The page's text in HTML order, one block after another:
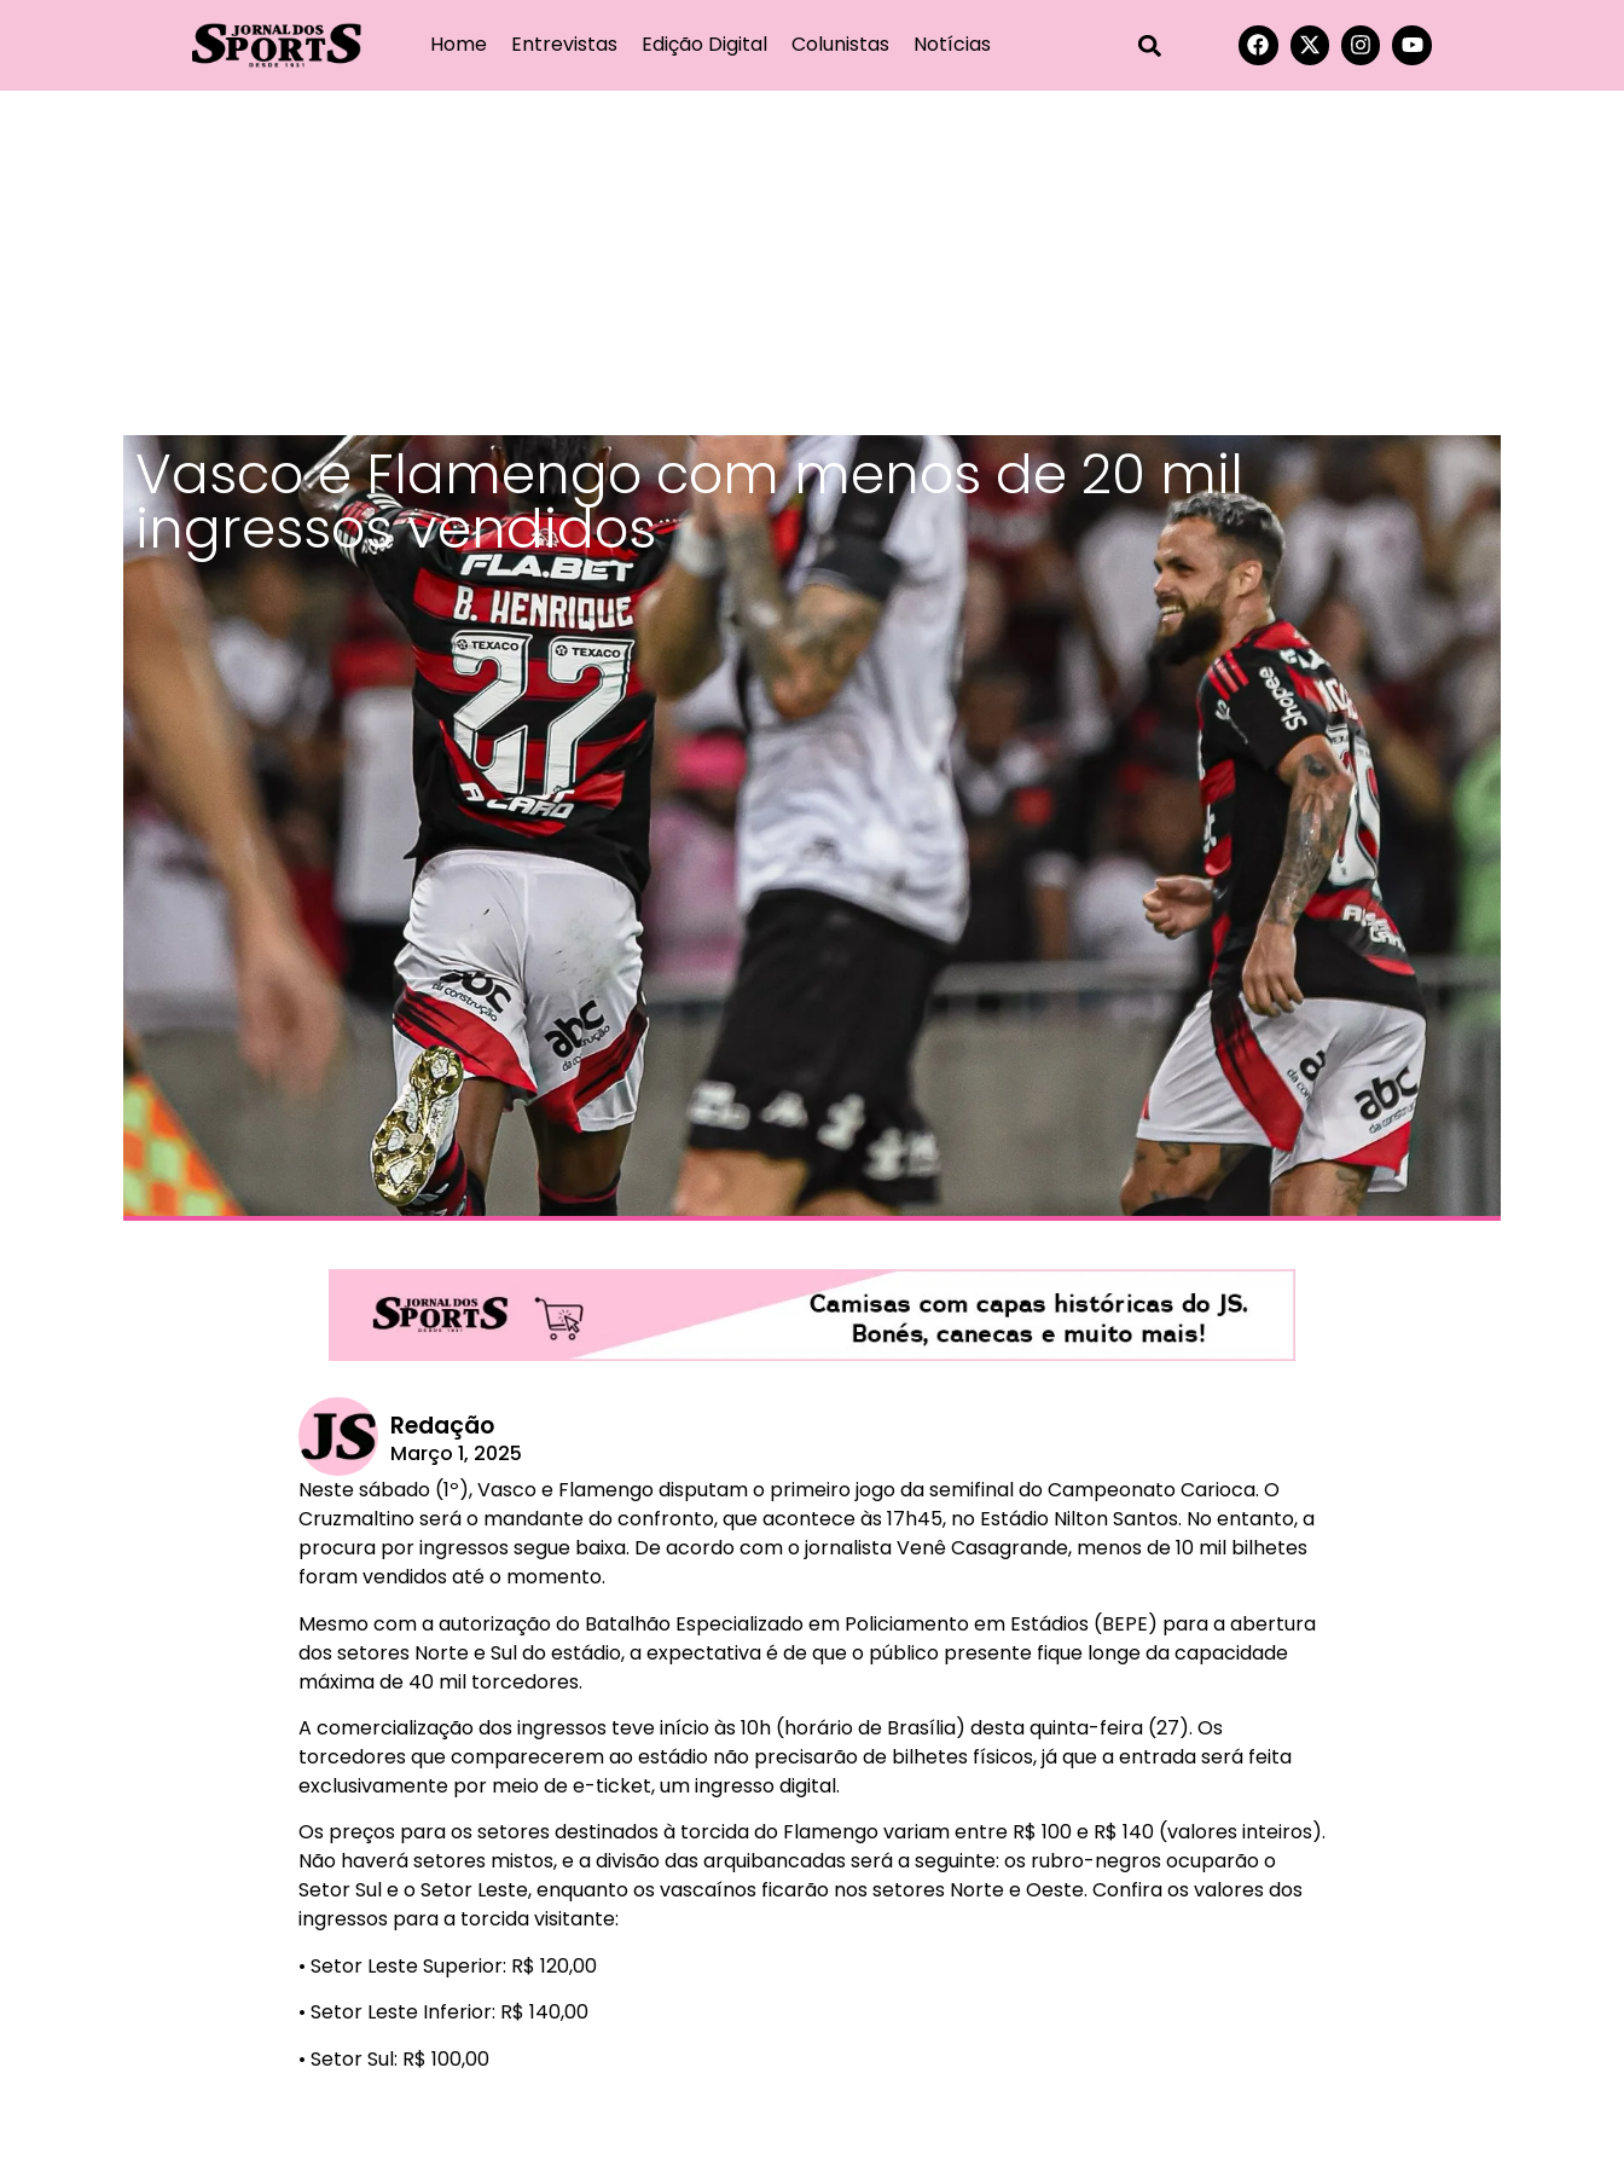
Home Entrevistas Edição Digital Colunistas Notícias
Vasco e Flamengo com menos de 20 mil
ingressos vendidos
Redação
Março 1, 2025
Neste sábado (1º), Vasco e Flamengo disputam o primeiro jogo da semifinal do Campeonato Carioca. O
Cruzmaltino será o mandante do confronto, que acontece às 17h45, no Estádio Nilton Santos. No entanto, a
procura por ingressos segue baixa. De acordo com o jornalista Venê Casagrande, menos de 10 mil bilhetes
foram vendidos até o momento.
Mesmo com a autorização do Batalhão Especializado em Policiamento em Estádios (BEPE) para a abertura
dos setores Norte e Sul do estádio, a expectativa é de que o público presente fique longe da capacidade
máxima de 40 mil torcedores.
A comercialização dos ingressos teve início às 10h (horário de Brasília) desta quinta-feira (27). Os
torcedores que comparecerem ao estádio não precisarão de bilhetes físicos, já que a entrada será feita
exclusivamente por meio de e-ticket, um ingresso digital.
Os preços para os setores destinados à torcida do Flamengo variam entre R$ 100 e R$ 140 (valores inteiros).
Não haverá setores mistos, e a divisão das arquibancadas será a seguinte: os rubro-negros ocuparão o
Setor Sul e o Setor Leste, enquanto os vascaínos ficarão nos setores Norte e Oeste. Confira os valores dos
ingressos para a torcida visitante:
• Setor Leste Superior: R$ 120,00
• Setor Leste Inferior: R$ 140,00
• Setor Sul: R$ 100,00